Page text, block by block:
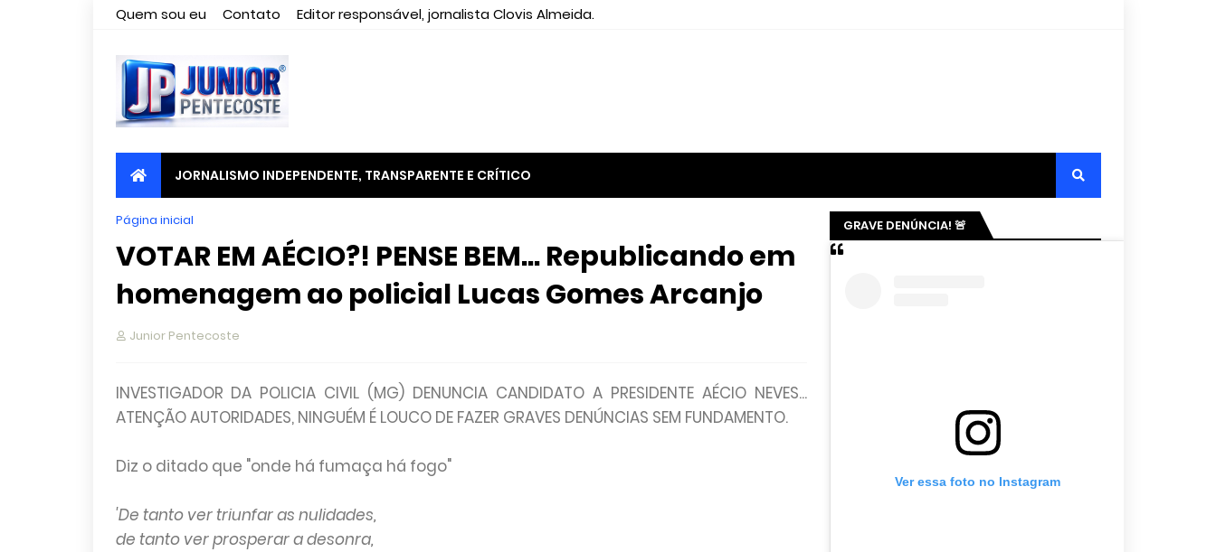
Quem sou eu Contato Editor responsável, jornalista Clovis Almeida.
JORNALISMO INDEPENDENTE, TRANSPARENTE E CRÍTICO
Página inicial
VOTAR EM AÉCIO?! PENSE BEM... Republicando em
homenagem ao policial Lucas Gomes Arcanjo
Junior Pentecoste
INVESTIGADOR DA POLICIA CIVIL (MG) DENUNCIA CANDIDATO A PRESIDENTE AÉCIO NEVES...
ATENÇÃO AUTORIDADES, NINGUÉM É LOUCO DE FAZER GRAVES DENÚNCIAS SEM FUNDAMENTO.
Diz o ditado que "onde há fumaça há fogo"
'De tanto ver triunfar as nulidades,
de tanto ver prosperar a desonra,
GRAVE DENÚNCIA! 🚨
Ver essa foto no Instagram